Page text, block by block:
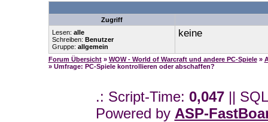
Zugriff
Lesen: alle
Schreiben: Benutzer
Gruppe: allgemein
keine
Forum Übersicht » WOW - World of Warcraft und andere PC-Spiele »
» Umfrage: PC-Spiele kontrollieren oder abschaffen?
.: Script-Time: 0,047||
Powered by ASP-